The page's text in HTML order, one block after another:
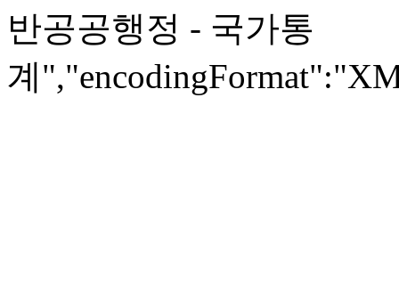
반공공행정 - 국가통
계